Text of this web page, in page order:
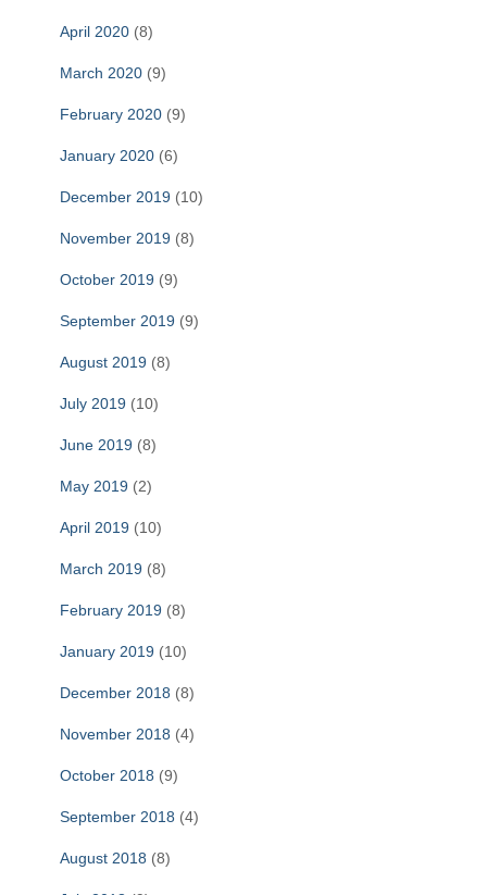
April 2020 (8)
March 2020 (9)
February 2020 (9)
January 2020 (6)
December 2019 (10)
November 2019 (8)
October 2019 (9)
September 2019 (9)
August 2019 (8)
July 2019 (10)
June 2019 (8)
May 2019 (2)
April 2019 (10)
March 2019 (8)
February 2019 (8)
January 2019 (10)
December 2018 (8)
November 2018 (4)
October 2018 (9)
September 2018 (4)
August 2018 (8)